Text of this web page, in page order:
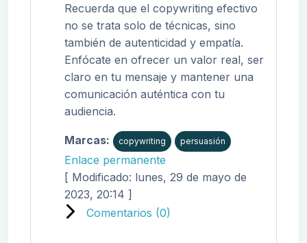
Recuerda que el copywriting efectivo
no se trata solo de técnicas, sino
también de autenticidad y empatía.
Enfócate en ofrecer un valor real, ser
claro en tu mensaje y mantener una
comunicación auténtica con tu
audiencia.
Marcas: copywriting persuasión
Enlace permanente
[ Modificado: lunes, 29 de mayo de
2023, 20:14 ]
Comentarios (0)